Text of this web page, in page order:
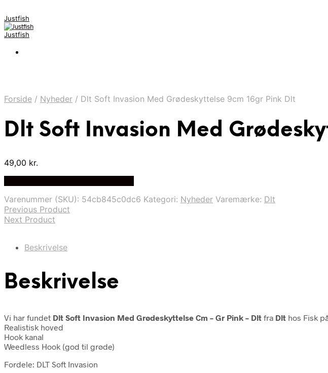
Justfish
Justfish
Forside / Nyheder / Dlt Soft Invasion Med Grødeskyttelse 9cm 16gr Pink Dlt
Dlt Soft Invasion Med
49,00 kr.
Varenummer (SKU): 54cb845c0dc6 Kategori: Nyheder Varemærke: Dlt
Previous Product
Next Product
Beskrivelse
Beskrivelse
Vi har fundet Dlt Soft Invasion Med Grødeskyttelse Cm – Gr Pink – Dlt fra Dlt hos Fisk
Realistisk hoved
Hook kanal
Weedless Hook (god til grøde)
Fordele: DLT Soft Invasion